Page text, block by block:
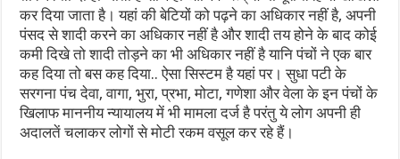
कर दिया जाता है। यहां की बेटियों को पढ़ने का अधिकार नहीं है, अपनी
पंसद से शादी करने का अधिकार नहीं है और शादी तय होने के बाद कोई
कमी दिखे तो शादी तोड़ने का भी अधिकार नहीं है यानि पंचों ने एक बार
कह दिया तो बस कह दिया.. ऐसा सिस्टम है यहां पर। सुधा पटी के
सरगना पंच देवा, वागा, भुरा, प्रभा, मोटा, गणेशा और वेला के इन पंचों के
खिलाफ माननीय न्यायालय में भी मामला दर्ज है परंतु ये लोग अपनी ही
अदालतें चलाकर लोगों से मोटी रकम वसूल कर रहे हैं।